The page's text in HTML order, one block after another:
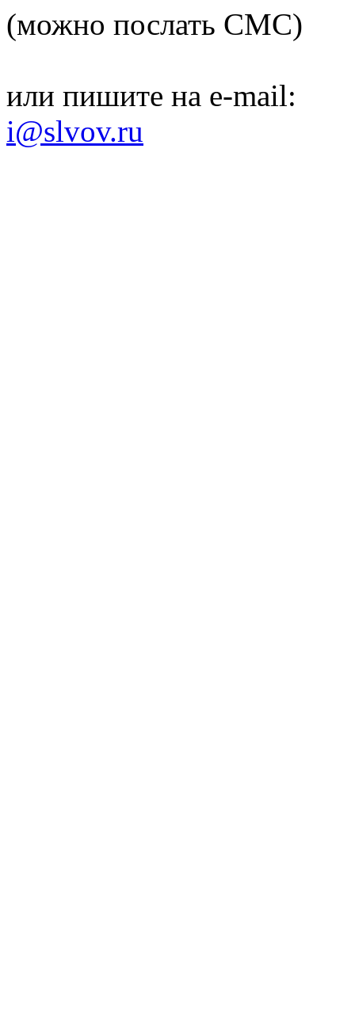
(можно послать СМС)
или пишите на e-mail:
i@slvov.ru